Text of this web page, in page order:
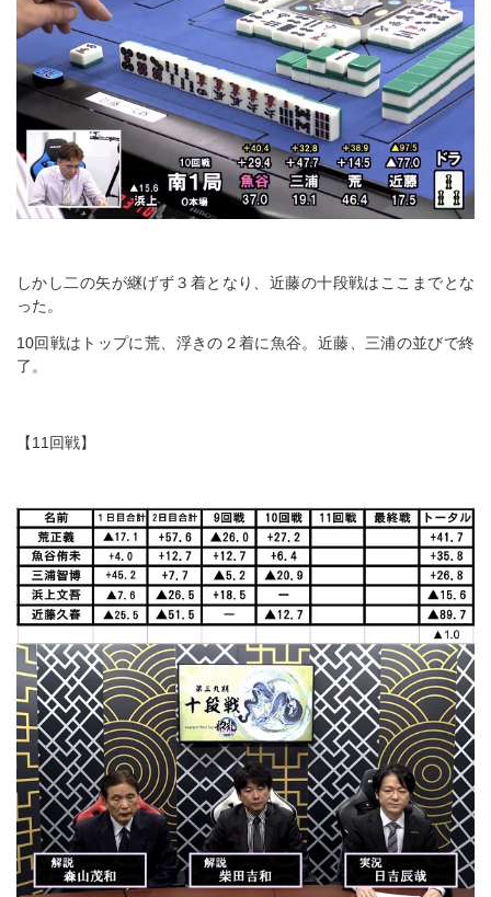
しかし二の矢が継げず３着となり、近藤の十段戦はここまでとな
った。
10回戦はトップに荒、浮きの２着に魚谷。近藤、三浦の並びで終
了。
【11回戦】